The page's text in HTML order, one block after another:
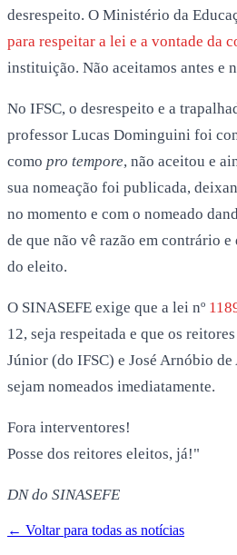
desrespeito. O Ministério da
para respeitar a lei e a vontade da
instituição. Não aceitamos antes e
No IFSC, o desrespeito e a
professor Lucas Dominguini foi
como pro tempore, não aceitou e
sua nomeação foi publicada,
no momento e com o nomeado
de que não vê razão em contrário e
do eleito.
O SINASEFE exige que a lei nº
12, seja respeitada e que os
Júnior (do IFSC) e José Arnóbio
sejam nomeados imediatamente.
Fora interventores!
Posse dos reitores eleitos, já!"
DN do SINASEFE
← Voltar para todas as notícias